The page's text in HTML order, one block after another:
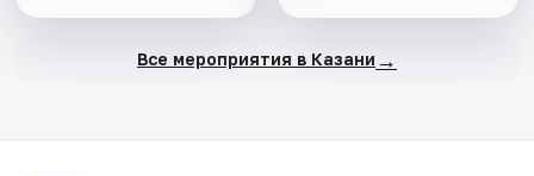
Все мероприятия в Казани →